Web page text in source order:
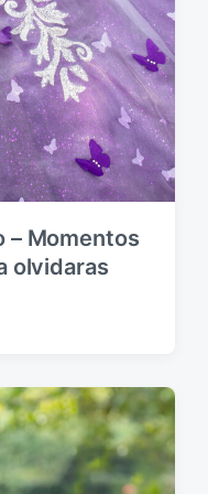
– Momentos
olvidaras